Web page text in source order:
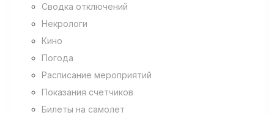
Сводка отключений
Некрологи
Кино
Погода
Расписание мероприятий
Показания счетчиков
Билеты на самолет